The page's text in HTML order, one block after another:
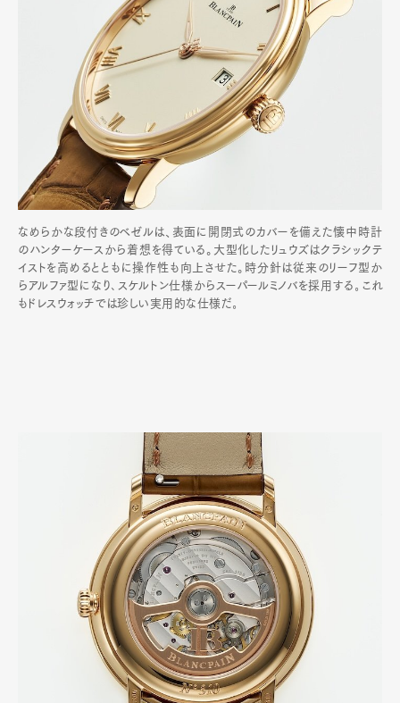
なめらかな段付きのベゼルは、表面に開閉式のカバーを備えた懐中時計
のハンターケースから着想を得ている。大型化したリュウズはクラシックテ
イストを高めるとともに操作性も向上させた。時分針は従来のリーフ型か
らアルファ型になり､スケルトン仕様からスーパールミノバを採用する｡これ
もドレスウォッチでは珍しい実用的な仕様だ｡